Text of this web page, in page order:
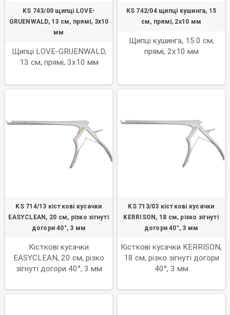
KS 743/00 щипці LOVE-
GRUENWALD, 13 см, прямі, 3х10
мм
Щипці LOVE-GRUENWALD,
13 см, прямі, 3х10 мм
KS 742/04 щипці кушинга, 15
см, прямі, 2х10 мм
Щипці кушинга, 15.0 см,
прямі, 2х10 мм
KS 714/13 кісткові кусачки
EASYCLEAN, 20 см, різко зігнуті
догори 40°, 3 мм
Кісткові кусачки
EASYCLEAN, 20 см, різко
зігнуті догори 40°, 3 мм
KS 713/03 кісткові кусачки
KERRISON, 18 см, різко зігнуті
догори 40°, 3 мм
Кісткові кусачки KERRISON,
18 см, різко зігнуті догори
40°, 3 мм